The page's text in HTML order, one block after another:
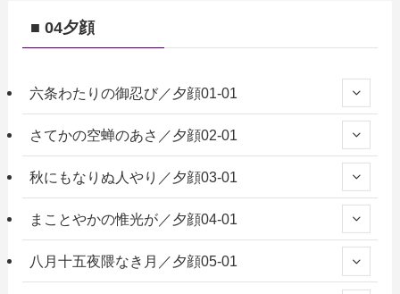
■ 04夕顔
六条わたりの御忍び／夕顔01-01
さてかの空蝉のあさ／夕顔02-01
秋にもなりぬ人やり／夕顔03-01
まことやかの惟光が／夕顔04-01
八月十五夜隈なき月／夕顔05-01